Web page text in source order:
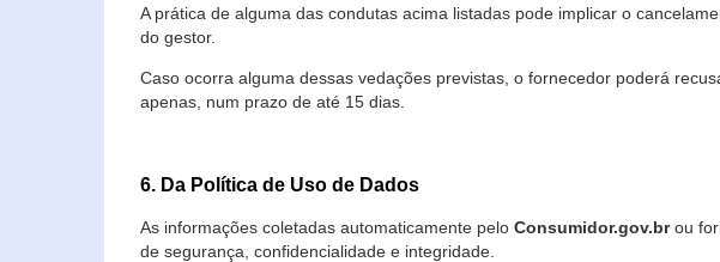
A prática de alguma das condutas acima listadas pode implicar o
do gestor.
Caso ocorra alguma dessas vedações previstas, o fornecedor poderá
apenas, num prazo de até 15 dias.
6. Da Política de Uso de Dados
As informações coletadas automaticamente pelo Consumidor.gov.brou
de segurança, confidencialidade e integridade.